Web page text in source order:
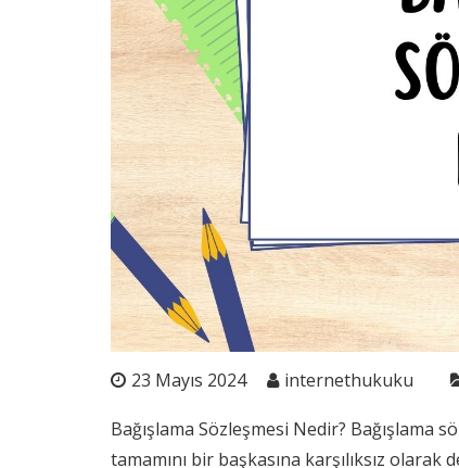
23 Mayıs 2024 internethukuku
Bağışlama Sözleşmesi Nedir? Bağışlama
tamamını bir başkasına karşılıksız